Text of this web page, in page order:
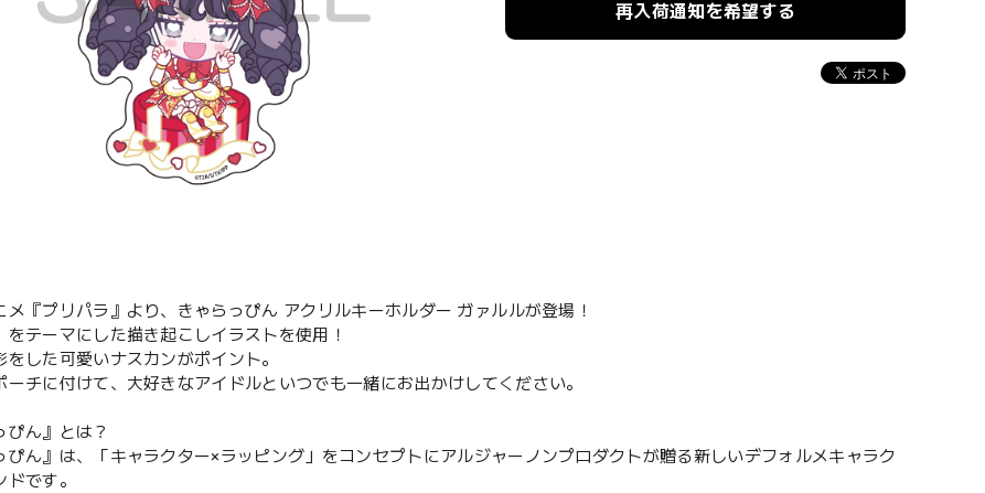
再入荷通知を希望する
メ『プリパラ』より、きゃらっぴん アクリルキーホルダー ガァルルが登場！
をテーマにした描き起こしイラストを使用！
をした可愛いナスカンがポイント。
ーチに付けて、大好きなアイドルといつでも一緒にお出かけしてください。
ぴん』とは？
ぴん』は、「キャラクター×ラッピング」をコンセプトにアルジャーノンプロダクトが贈る新しいデフォルメキャラク
です。